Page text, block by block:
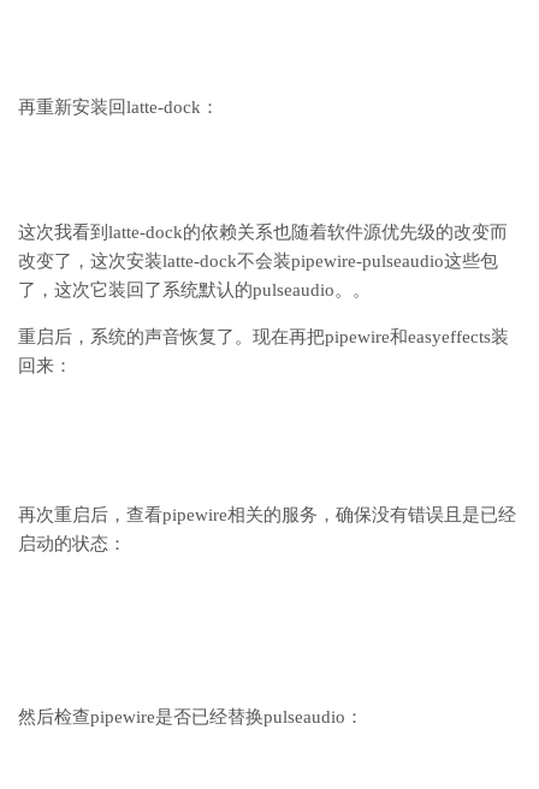
再重新安装回latte-dock：
这次我看到latte-dock的依赖关系也随着软件源优先级的改变而
改变了，这次安装latte-dock不会装pipewire-pulseaudio这些包
了，这次它装回了系统默认的pulseaudio。。
重启后，系统的声音恢复了。现在再把pipewire和easyeffects装
回来：
再次重启后，查看pipewire相关的服务，确保没有错误且是已经
启动的状态：
然后检查pipewire是否已经替换pulseaudio：